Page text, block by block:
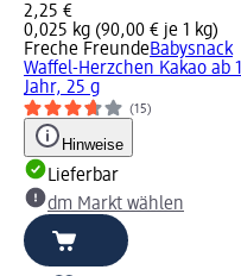
2,25 €
0,025 kg (90,00 € je 1 kg)
Freche FreundeBabysnack
Waffel-Herzchen Kakao ab 1
Jahr, 25 g
(15)
Hinweise
Lieferbar
dm Markt wählen